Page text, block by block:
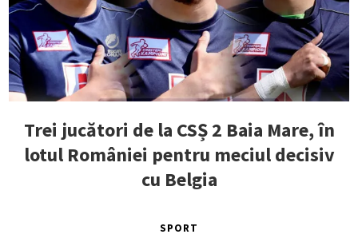
Trei jucători de la CSȘ 2 Baia Mare, în
lotul României pentru meciul decisiv
cu Belgia
SPORT